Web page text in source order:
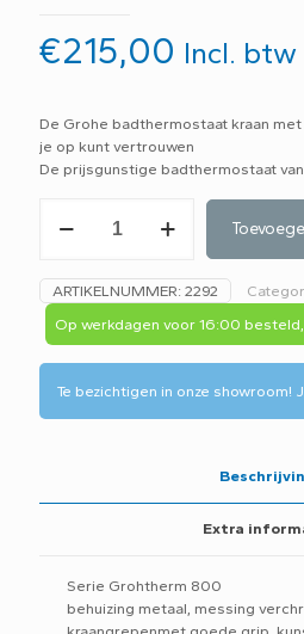
€215,00 Incl. btw
De Grohe badthermostaat kraan
je op kunt vertrouwen
De prijsgunstige badthermostaat
800
150mm
met
koppelingen
34567000
aantal
ARTIKELNUMMER: 2292
Op werkdagen voor 16:00
Te bezichtigen in onze showroom!
Extra
Serie Grohtherm 800
behuizing metaal, messing
kraangrepenmet goede grip,